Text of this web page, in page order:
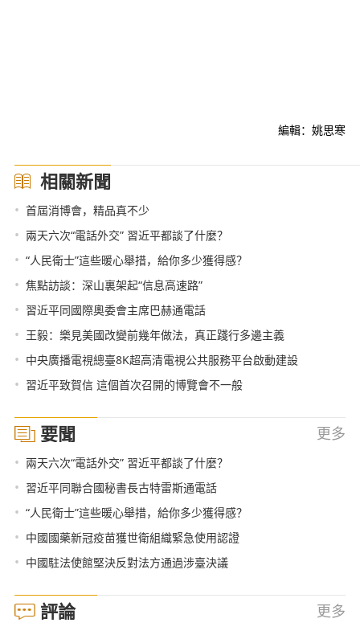
編輯：姚思寒
相關新聞
• 首屆消博會，精品真不少
• 兩天六次“電話外交” 習近平都談了什麼？
• “人民衛士”這些暖心舉措，給你多少獲得感？
• 焦點訪談：深山裏架起“信息高速路”
• 習近平同國際奧委會主席巴赫通電話
• 王毅：樂見美國改變前幾年做法，真正踐行多邊主義
• 中央廣播電視總臺8K超高清電視公共服務平台啟動建設
• 習近平致賀信 這個首次召開的博覽會不一般
要聞 更多
• 兩天六次“電話外交” 習近平都談了什麼？
• 習近平同聯合國秘書長古特雷斯通電話
• “人民衛士”這些暖心舉措，給你多少獲得感？
• 中國國藥新冠疫苗獲世衛組織緊急使用認證
• 中國駐法使館堅決反對法方通過涉臺決議
評論 更多